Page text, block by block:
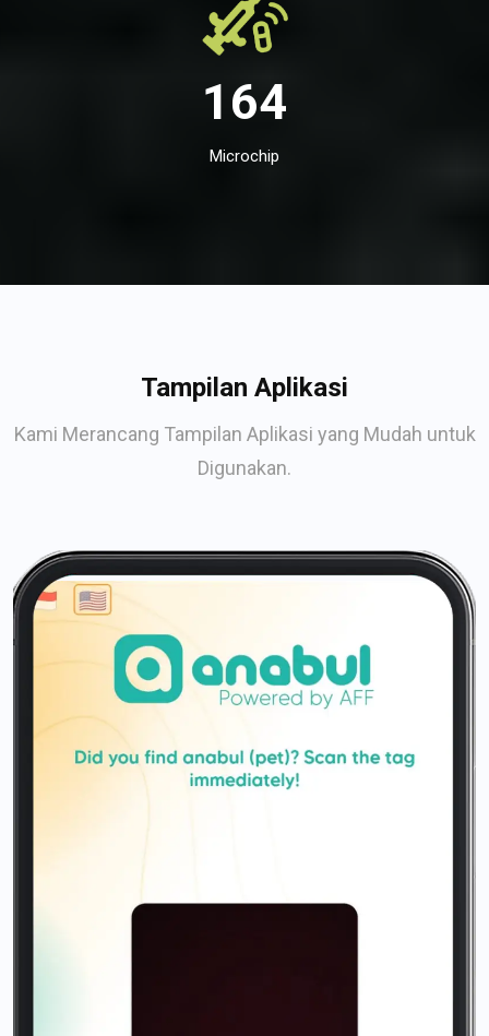
164
Microchip
Tampilan Aplikasi
Kami Merancang Tampilan Aplikasi yang Mudah untuk
Digunakan.